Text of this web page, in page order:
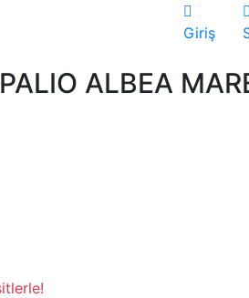
Giriş
ALBEA